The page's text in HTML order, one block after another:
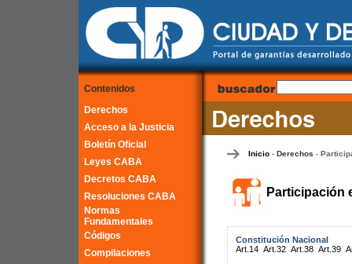
Contenidos
Derechos
Acceso a la Justicia
Boletín Oficial
Leyes CABA
Decretos CABA
Resoluciones CABA
Normas
Fundamentales
Códigos
Compilaciones
Inicio- Derechos -
Participación
Constitución Nacional
Art.14 Art.32 Art.38 Art.39